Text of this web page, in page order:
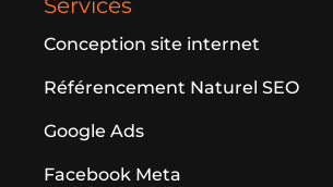
Services
Conception site internet
Référencement Naturel SEO
Google Ads
Facebook Meta